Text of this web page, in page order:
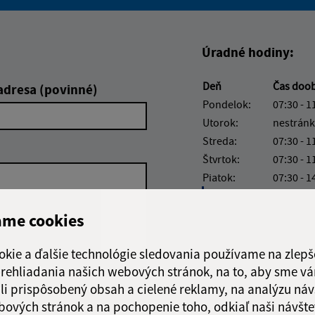
cookies
a ďalšie technológie sledovania používame na
našich webových stránok, na to, aby sme
prispôsobený obsah a cielené reklamy, na analýzu
stránok a na pochopenie toho, odkiaľ naši
(povinné)
Google reCaptcha Response
Odoslať správu
Úradné hodiny:
Deň
Čas
Pondelok:
07:30 -
Utorok:
Streda:
07:30 -
Štvrtok:
07:30 -
Piatok:
07:30 -